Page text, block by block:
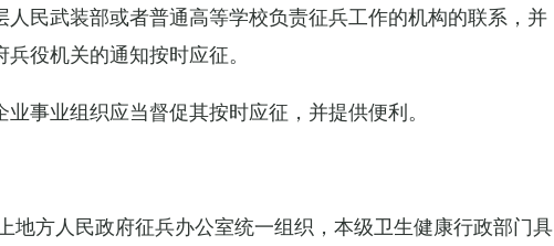
民武装部或者普通高等学校负责征兵工作的机构的联系，并
役机关的通知按时应征。
事业组织应当督促其按时应征，并提供便利。
地方人民政府征兵办公室统一组织，本级卫生健康行政部门具